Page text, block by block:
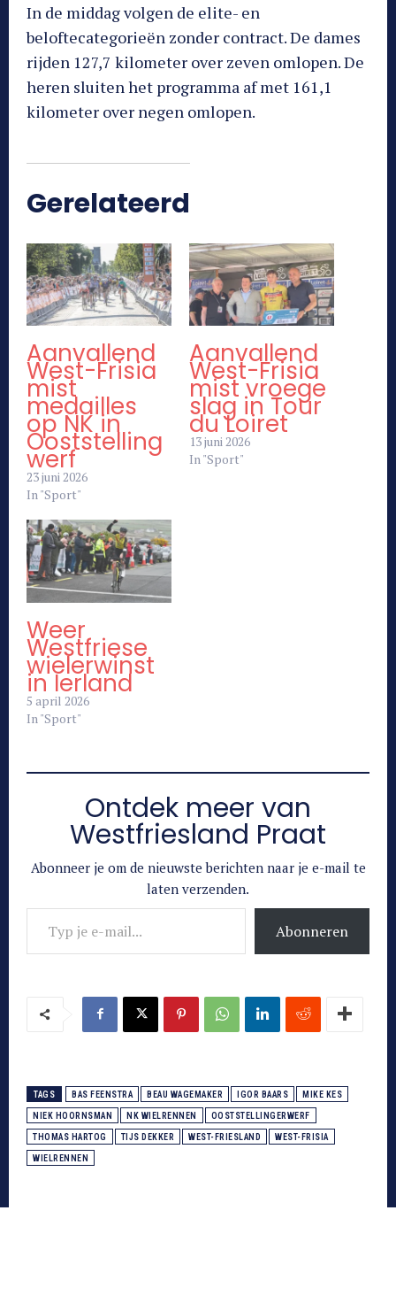
In de middag volgen de elite- en
beloftecategorieën zonder contract. De dames
rijden 127,7 kilometer over zeven omlopen. De
heren sluiten het programma af met 161,1
kilometer over negen omlopen.
Gerelateerd
Aanvallend
West-Frisia
mist
medailles
op NK in
Ooststelling
werf
23 juni 2026
In "Sport"
Aanvallend
West-Frisia
mist vroege
slag in Tour
du Loiret
13 juni 2026
In "Sport"
Weer
Westfriese
wielerwinst
in Ierland
5 april 2026
In "Sport"
Ontdek meer van
Westfriesland Praat
Abonneer je om de nieuwste berichten naar je e-mail te
laten verzenden.
Typ je e-mail...
Abonneren
TAGS BAS FEENSTRA BEAU WAGEMAKER IGOR BAARS MIKE KES
NIEK HOORNSMAN NK WIELRENNEN OOSTSTELLINGERWERF
THOMAS HARTOG TIJS DEKKER WEST-FRIESLAND WEST-FRISIA
WIELRENNEN